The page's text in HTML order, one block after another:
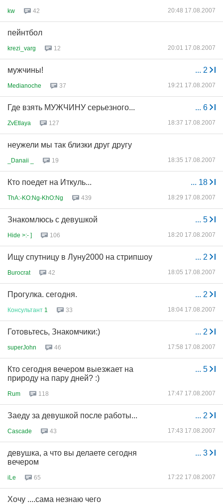
kw 42 20:48 17.08.2007
пейнтбол
krezi_varg 12 20:01 17.08.2007
... 2
мужчины!
Medianoche 37 19:21 17.08.2007
... 6
Где взять МУЖЧИНУ серьезного...
ZvEtlaya 127 18:37 17.08.2007
неужели мы так близки друг другу
_Danaii _ 19 18:35 17.08.2007
... 18
Кто поедет на Иткуль...
ThA:-KO:Ng-KhO:Ng 439 18:29 17.08.2007
... 5
Знакомлюсь с девушкой
Hide >:- ] 106 18:20 17.08.2007
... 2
Ищу спутницу в Луну2000 на стрипшоу
Burocrat 42 18:05 17.08.2007
... 2
Прогулка. сегодня.
Консультант 1 33 18:04 17.08.2007
... 2
Готовьтесь, Знакомчики:)
superJohn 46 17:58 17.08.2007
... 5
Кто сегодня вечером выезжает на
природу на пару дней? :)
Rum 118 17:47 17.08.2007
... 2
Заеду за девушкой после работы...
Cascade 43 17:43 17.08.2007
... 3
девушка, а что вы делаете сегодня
вечером
iLe 65 17:22 17.08.2007
Хочу ....сама незнаю чего